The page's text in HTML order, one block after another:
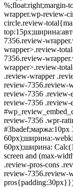
%;float:right;margin-
wrapper.wp-review-
circle.review-
7356.review-
wrapper>.review-
7356.review-
wrapper>.review-
.review-wrapper
review-7356.review-
review-7356
review-7356 .review-
review-7356 .wpr-
#3badef;маржа:10px
60px);ширина:-
60px);ширина:
screen and (max-
.review-pros-cons
review-7356.review-